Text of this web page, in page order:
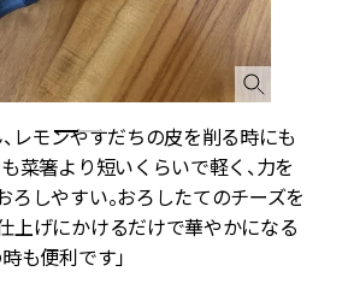
レモンやすだちの皮を削る時にも
菜箸より短いくらいで軽く、力を
ろしやすい。おろしたてのチーズを
上げにかけるだけで華やかになる
も便利です」